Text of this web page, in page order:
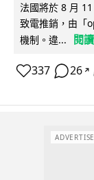
法國將於 8 月
致電推銷，由「
機制。違...
閱
337 26 ↗